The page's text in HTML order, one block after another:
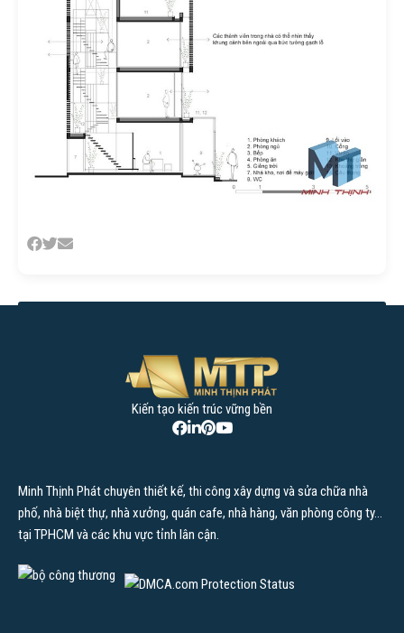
Báo giá xây dựng
Dịch vụ của chúng tôi
Xây dựng nhà trọn gói
Kiến tạo kiến trúc vững bền
Minh Thịnh Phát chuyên thiết kế, thi công xây dựng và sửa chữa nhà
phố, nhà biệt thự, nhà xưởng, quán cafe, nhà hàng, văn phòng công ty…
tại TPHCM và các khu vực tỉnh lân cận.